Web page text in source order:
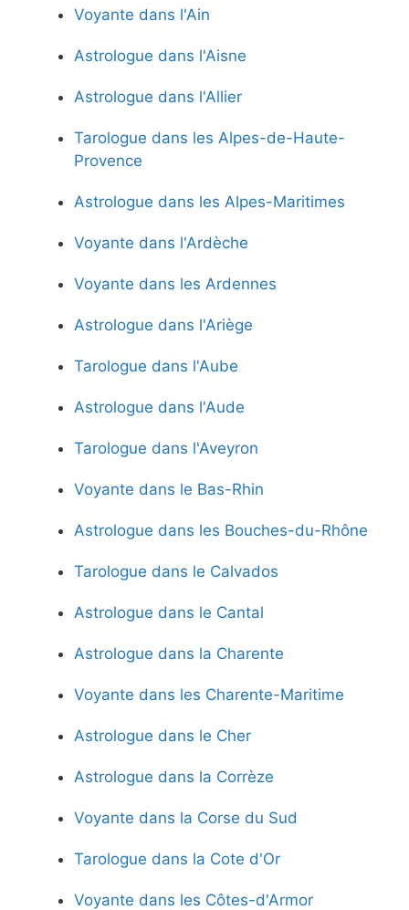
Voyante dans l'Ain
Astrologue dans l'Aisne
Astrologue dans l'Allier
Tarologue dans les Alpes-de-Haute-
Provence
Astrologue dans les Alpes-Maritimes
Voyante dans l'Ardèche
Voyante dans les Ardennes
Astrologue dans l'Ariège
Tarologue dans l'Aube
Astrologue dans l'Aude
Tarologue dans l'Aveyron
Voyante dans le Bas-Rhin
Astrologue dans les Bouches-du-Rhône
Tarologue dans le Calvados
Astrologue dans le Cantal
Astrologue dans la Charente
Voyante dans les Charente-Maritime
Astrologue dans le Cher
Astrologue dans la Corrèze
Voyante dans la Corse du Sud
Tarologue dans la Cote d'Or
Voyante dans les Côtes-d'Armor